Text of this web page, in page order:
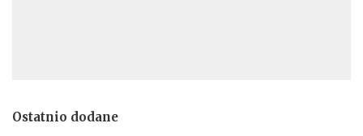
Ostatnio dodane